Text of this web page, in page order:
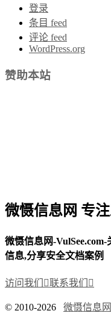
登录
条目 feed
评论 feed
WordPress.org
赞助本站
微慑信息网 专
微慑信息网-
信息,分享安全文档案例
访问我们 联系我们 
© 2010-2026 微慑信息